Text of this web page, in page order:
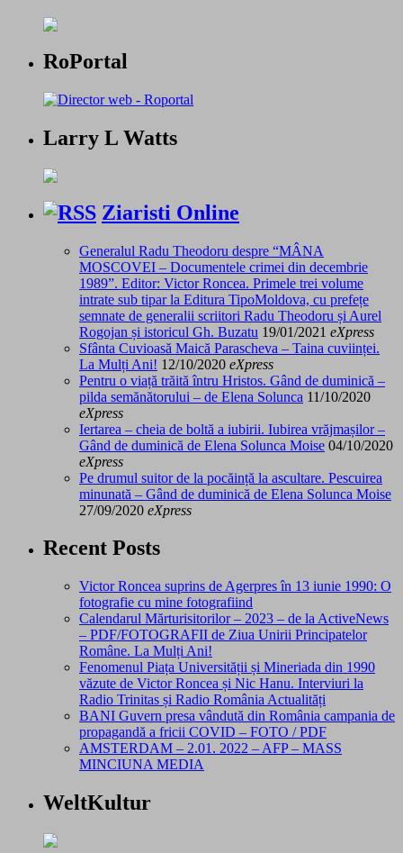
RoPortal
Larry L Watts
Ziaristi Online
Generalul Radu Theodoru despre “MÂNA
MOSCOVEI – Documentele crimei din decembrie
1989”. Editor: Victor Roncea. Primele trei volume
intrate sub tipar la Editura TipoMoldova, cu prefețe
semnate de generalii scriitori Radu Theodoru și Aurel
Rogojan și istoricul Gh. Buzatu 19/01/2021 eXpress
Sfânta Cuvioasă Maică Parascheva – Taina cuviinței.
La Mulți Ani! 12/10/2020 eXpress
Pentru o viață trăită întru Hristos. Gând de duminică –
pilda semănătorului – de Elena Solunca 11/10/2020
eXpress
Iertarea – cheia de boltă a iubirii. Iubirea vrăjmașilor –
Gând de duminică de Elena Solunca Moise 04/10/2020
eXpress
Pe drumul suitor de la pocăință la ascultare. Pescuirea
minunată – Gând de duminică de Elena Solunca Moise
27/09/2020 eXpress
Recent Posts
Victor Roncea suprins de Agerpres în 13 iunie 1990: O
fotografie cu mine fotografiind
Calendarul Mărturisitorilor – 2023 – de la ActiveNews
– PDF/FOTOGRAFII de Ziua Unirii Principatelor
Române. La Mulți Ani!
Fenomenul Piața Universității și Mineriada din 1990
văzute de Victor Roncea și Nic Hanu. Interviuri la
Radio Trinitas și Radio România Actualități
BANI Guvern presa vândută din România campania de
propagandă a fricii COVID – FOTO / PDF
AMSTERDAM – 2.01. 2022 – AFP – MASS
MINCIUNA MEDIA
WeltKultur